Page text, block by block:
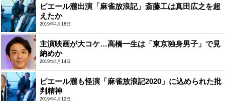
ピエール瀧出演「麻雀放浪記」斎藤工は真田広之を超
えたか
2019年4月18日
主演映画が大コケ…高橋一生は「東京独身男子」で見
納めか
2019年4月14日
ピエール瀧も怪演「麻雀放浪記2020」に込められた批
判精神
2019年4月12日